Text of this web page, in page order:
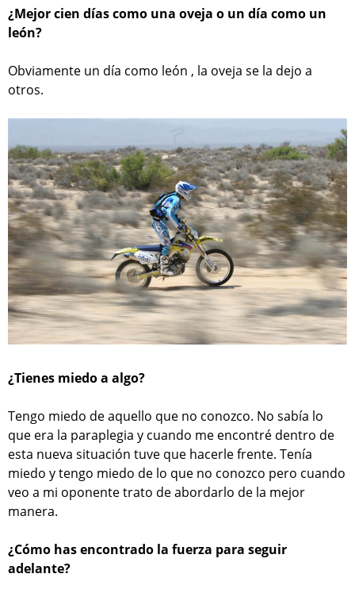
¿Mejor cien días como una oveja o un día como un
león?
Obviamente un día como león , la oveja se la dejo a
otros.
¿Tienes miedo a algo?
Tengo miedo de aquello que no conozco. No sabía lo
que era la paraplegia y cuando me encontré dentro de
esta nueva situación tuve que hacerle frente. Tenía
miedo y tengo miedo de lo que no conozco pero cuando
veo a mi oponente trato de abordarlo de la mejor
manera.
¿Cómo has encontrado la fuerza para seguir
adelante?